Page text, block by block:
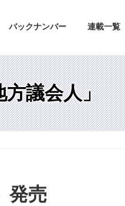
バックナンバー 連載一覧
方議会人」
発売